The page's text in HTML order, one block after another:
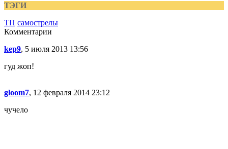
ТЭГИ
ТП самострелы
Комментарии
kep9, 5 июля 2013 13:56
гуд жоп!
gloom7, 12 февраля 2014 23:12
чучело